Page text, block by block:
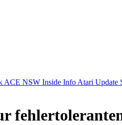
ACE NSW Inside Info Atari Update